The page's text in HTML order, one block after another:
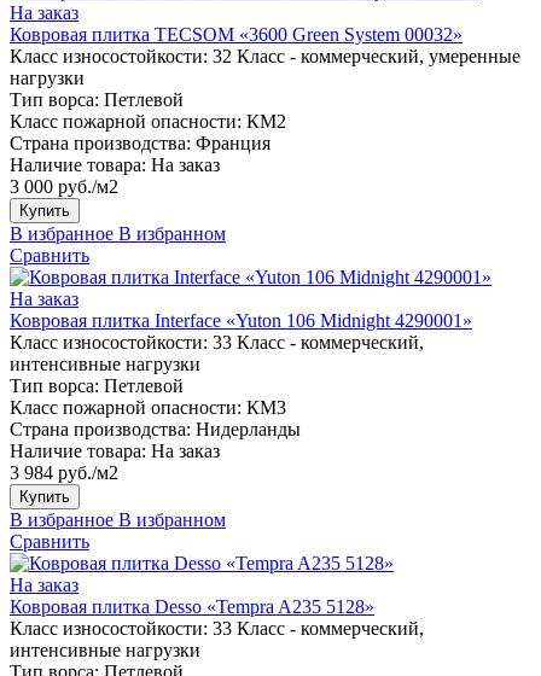
На заказ
Ковровая плитка TECSOM «3600 Green System 00032»
Класс износостойкости: 32 Класс - коммерческий, умеренные
нагрузки
Тип ворса: Петлевой
Класс пожарной опасности: КМ2
Страна производства: Франция
Наличие товара: На заказ
3 000 руб./м2
Купить
В избранное В избранном
Сравнить
На заказ
Ковровая плитка Interface «Yuton 106 Midnight 4290001»
Класс износостойкости: 33 Класс - коммерческий,
интенсивные нагрузки
Тип ворса: Петлевой
Класс пожарной опасности: КМ3
Страна производства: Нидерланды
Наличие товара: На заказ
3 984 руб./м2
Купить
В избранное В избранном
Сравнить
На заказ
Ковровая плитка Desso «Tempra A235 5128»
Класс износостойкости: 33 Класс - коммерческий,
интенсивные нагрузки
Тип ворса: Петлевой